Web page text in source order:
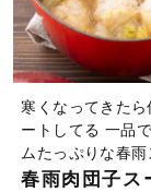
寒くなってきた
ートしてる 一品
ムたっぷりな春
春雨肉団子ス